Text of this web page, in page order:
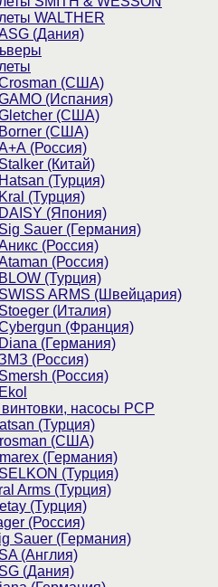
WALTHER
(Дания)
(США)
(Испания)
(США)
(США)
(Россия)
(Китай)
(Турция)
(Турция)
(Япония)
Sauer (Германия)
(Россия)
(Россия)
(Турция)
ARMS (Швейцария)
(Италия)
(Франция)
(Германия)
(Россия)
(Россия)
насосы PCP
(Турция)
(США)
(Германия)
(Турция)
Arms (Турция)
(Турция)
(Россия)
Sauer (Германия)
(Англия)
(Дания)